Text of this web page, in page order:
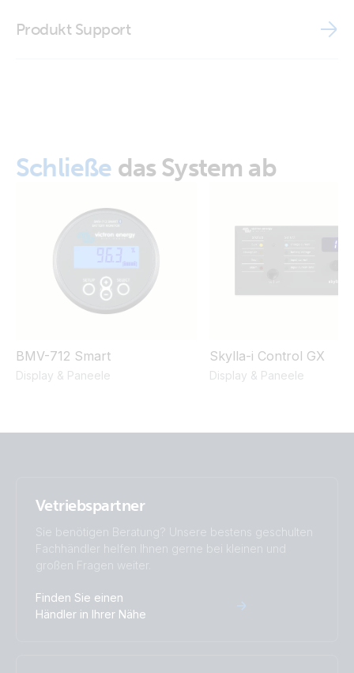
MD - Skylla-IP65 (all models)
Produkt Support
Schließe das System ab
BMV-712 Smart
Display & Paneele
Skylla-i Control GX
Display & Paneele
Vetriebspartner
Sie benötigen Beratung? Unsere bestens geschulten
Fachhändler helfen Ihnen gerne bei kleinen und
großen Fragen weiter.
Finden Sie einen
Händler in Ihrer Nähe